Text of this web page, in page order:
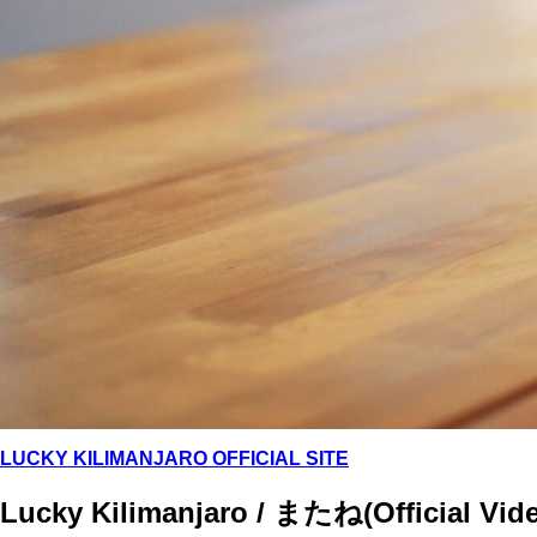
LUCKY KILIMANJARO OFFICIAL SITE
Lucky Kilimanjaro / またね(Official